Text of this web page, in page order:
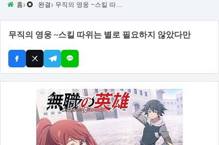
홈› 완결 › 무직의 영웅 ~스킬 따위는 별로 필요하지 않았다만
무직의 영웅 ~스킬 따위는 별로 필요하지 않았다만